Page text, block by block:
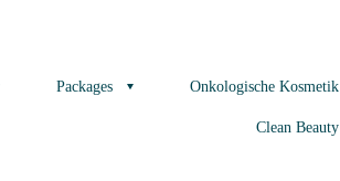
Packages Onkologische Kosmetik
Clean Beauty